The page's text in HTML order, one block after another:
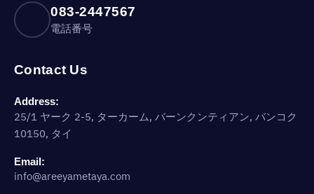
083-2447567
電話番号
Contact Us
Address:
25/1 ヤーク 2-5, ターカーム, バーンクンティアン, バンコク
10150, タイ
Email:
info@areeyametaya.com